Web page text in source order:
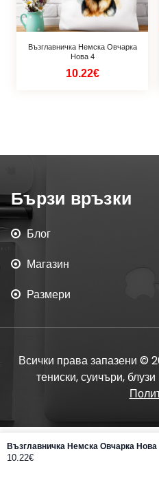
Възглавничка Немска Овчарка
Нова 4
10.22€
Бързи връзки
Блог
Магазин
Размери
Всички права запазени ©
тениски, суичъри,
Възглавничка Немска Овчарка Нова
10.22€